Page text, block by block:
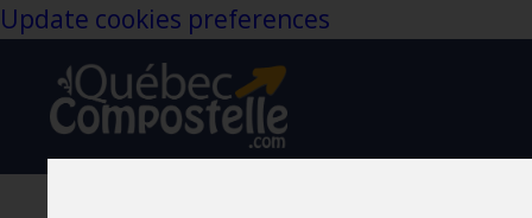
Update cookies preferences